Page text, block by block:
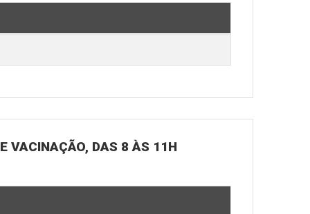
VACINAÇÃO, DAS 8 ÀS 11H